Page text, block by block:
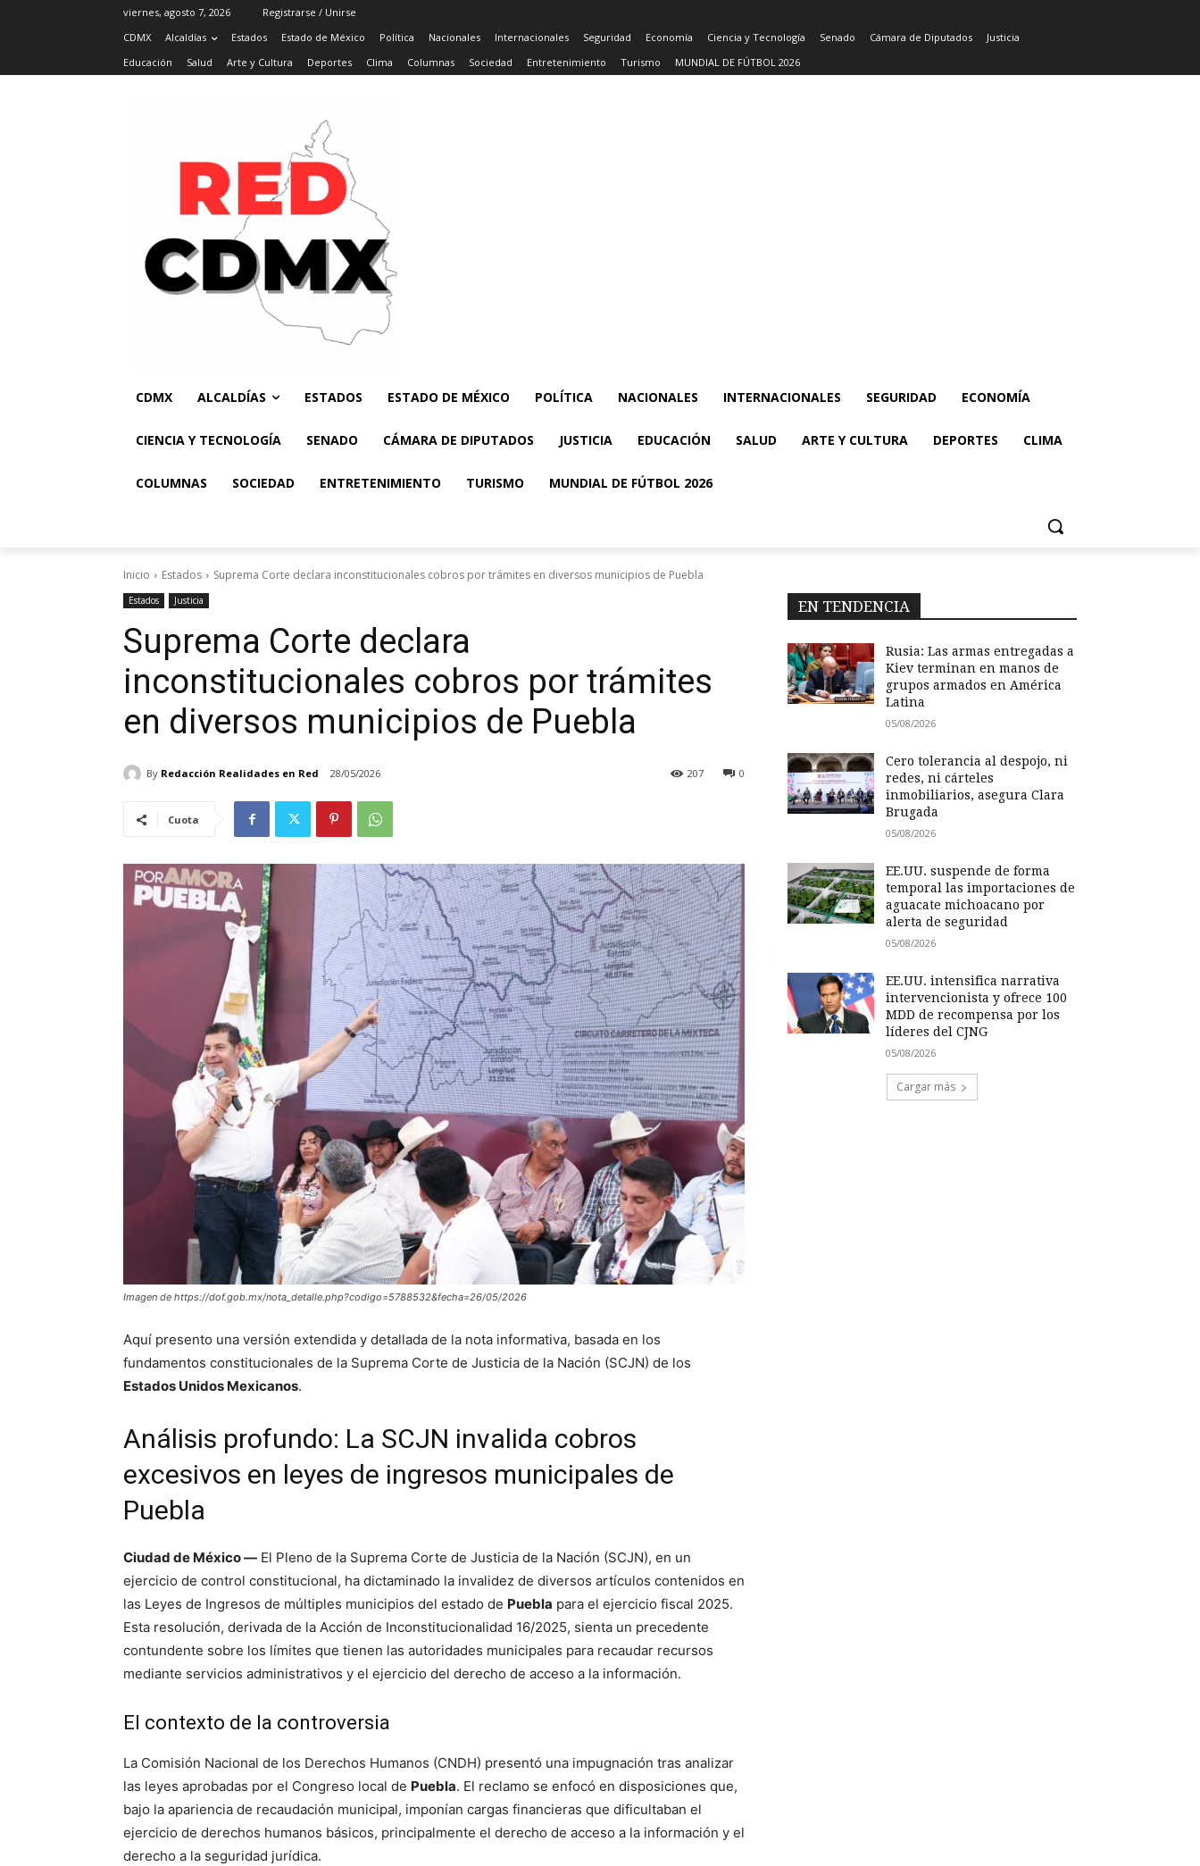
viernes, agosto 7, 2026
Registrarse / Unirse
CDMX
Alcaldías Estados Estado de México Política Nacionales Internacionales Seguridad Economía Ciencia y Tecnología Senado Cámara de Diputados
Justicia
Educación
Salud Arte y Cultura Deportes Clima Columnas Sociedad Entretenimiento Turismo MUNDIAL DE FÚTBOL 2026
CDMX ALCALDÍAS ESTADOS ESTADO DE MÉXICO POLÍTICA NACIONALES INTERNACIONALES SEGURIDAD ECONOMÍA
CIENCIA Y TECNOLOGÍA SENADO CÁMARA DE DIPUTADOS JUSTICIA EDUCACIÓN SALUD ARTE Y CULTURA DEPORTES CLIMA
COLUMNAS SOCIEDAD ENTRETENIMIENTO TURISMO MUNDIAL DE FÚTBOL 2026
Inicio Estados Suprema Corte declara inconstitucionales cobros por trámites en diversos municipios de Puebla
Estados Justicia
Suprema Corte declara
inconstitucionales cobros por trámites
en diversos municipios de Puebla
By Redacción Realidades en Red 28/05/2026 0
207
Cuota
Imagen de https://dof.gob.mx/nota_detalle.php?codigo=5788532&fecha=26/05/2026
Aquí presento una versión extendida y detallada de la nota informativa, basada en los
fundamentos constitucionales de la Suprema Corte de Justicia de la Nación (SCJN) de los
Estados Unidos Mexicanos.
Análisis profundo: La SCJN invalida cobros
excesivos en leyes de ingresos municipales de
Puebla
Ciudad de México — El Pleno de la Suprema Corte de Justicia de la Nación (SCJN), en un
ejercicio de control constitucional, ha dictaminado la invalidez de diversos artículos contenidos en
las Leyes de Ingresos de múltiples municipios del estado de Puebla para el ejercicio fiscal 2025.
Esta resolución, derivada de la Acción de Inconstitucionalidad 16/2025, sienta un precedente
contundente sobre los límites que tienen las autoridades municipales para recaudar recursos
mediante servicios administrativos y el ejercicio del derecho de acceso a la información.
El contexto de la controversia
La Comisión Nacional de los Derechos Humanos (CNDH) presentó una impugnación tras analizar
las leyes aprobadas por el Congreso local de Puebla. El reclamo se enfocó en disposiciones que,
bajo la apariencia de recaudación municipal, imponían cargas financieras que dificultaban el
ejercicio de derechos humanos básicos, principalmente el derecho de acceso a la información y el
derecho a la seguridad jurídica.
EN TENDENCIA
Rusia: Las armas entregadas a
Kiev terminan en manos de
grupos armados en América
Latina
05/08/2026
Cero tolerancia al despojo, ni
redes, ni cárteles
inmobiliarios, asegura Clara
Brugada
05/08/2026
EE.UU. suspende de forma
temporal las importaciones de
aguacate michoacano por
alerta de seguridad
05/08/2026
EE.UU. intensifica narrativa
intervencionista y ofrece 100
MDD de recompensa por los
líderes del CJNG
05/08/2026
Cargar más